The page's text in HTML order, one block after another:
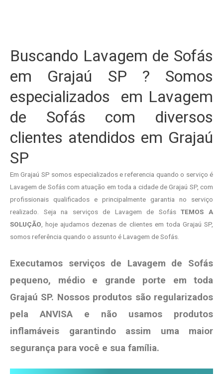
Buscando Lavagem de Sofás
em Grajaú SP ? Somos
especializados em Lavagem
de Sofás com diversos
clientes atendidos em Grajaú
SP
Em Grajaú SP somos especializados e referencia quando o serviço é
Lavagem de Sofás com atuação em toda a cidade de Grajaú SP, com
profissionais qualificados e principalmente garantia no serviço
realizado. Seja na serviços de Lavagem de SofásTEMOS A
SOLUÇÃO , hoje ajudamos dezenas de clientes em toda Grajaú SP,
somos referência quando o assunto é Lavagem de Sofás.
Executamos serviços de Lavagem de Sofás
pequeno, médio e grande porte em toda
Grajaú SP. Nossos produtos são regularizados
pela ANVISA e não usamos produtos
inflamáveis garantindo assim uma maior
segurança para você e sua família.